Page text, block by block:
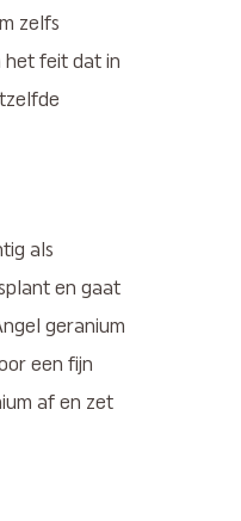
zelfs
het feit dat in
als
en gaat
geranium
een fijn
af en zet